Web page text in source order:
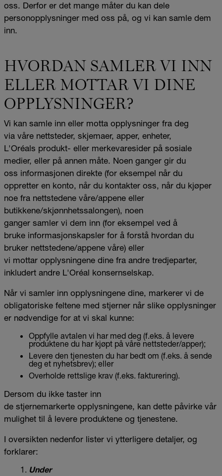
oss. Derfor er det mange måter du kan dele
personopplysninger med oss på, og vi kan samle dem
inn.
HVORDAN SAMLER VI INN
ELLER MOTTAR VI DINE
OPPLYSNINGER?
Vi kan samle inn eller motta opplysninger fra deg
via våre nettsteder, skjemaer, apper, enheter,
L'Oréals produkt- eller merkevaresider på sosiale
medier, eller på annen måte. Noen ganger gir du
oss informasjonen direkte (for eksempel når du
oppretter en konto, når du kontakter oss, når du kjøper
noe fra nettstedene våre/appene eller
butikkene/skjønnhetssalongen), noen
ganger samler vi dem inn (for eksempel ved å
bruke informasjonskapsler for å forstå hvordan du
bruker nettstedene/appene våre) eller
vi mottar opplysningene dine fra andre tredjeparter,
inkludert andre L'Oréal konsernselskap.
Når vi samler inn opplysningene dine, markerer vi de
obligatoriske feltene med stjerner når slike opplysninger
er nødvendige for at vi skal kunne:
Oppfylle avtalen vi har med deg (f.eks. å levere
produktene du har kjøpt på våre nettsteder/apper);
Levere den tjenesten du har bedt om (f.eks. å sende
deg et nyhetsbrev); eller
Overholde rettslige krav (f.eks. fakturering).
Dersom du ikke taster inn
de stjernemarkerte opplysningene, kan dette påvirke vår
mulighet til å levere produktene og tjenestene.
I oversikten nedenfor lister vi ytterligere detaljer, og
forklarer:
Under